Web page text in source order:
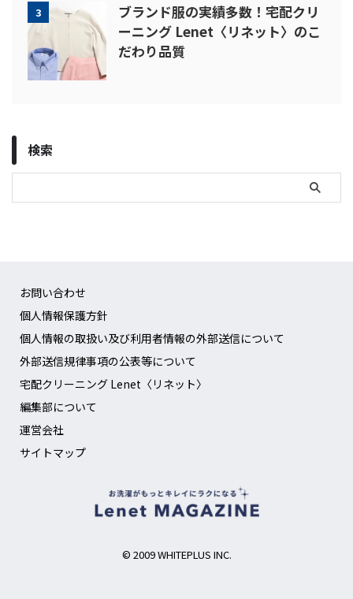
3
ブランド服の実績多数！宅配クリ
ーニング Lenet〈リネット〉のこ
だわり品質
検索
お問い合わせ
個人情報保護方針
個人情報の取扱い及び利用者情報の外部送信について
外部送信規律事項の公表等について
宅配クリーニング Lenet〈リネット〉
編集部について
運営会社
サイトマップ
© 2009 WHITEPLUS INC.